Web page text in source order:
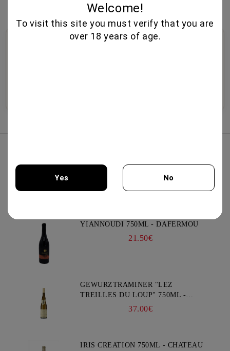
🥃
PINOT NOIR BOURGOGNE 750ML -
YIANNOUDI 750ML - DAFERMOU
21.50€
GEWURZTRAMINER "LEZ
TREILLES DU LOUP" 750ML -
37.00€
IRIS CREATION 750ML - CHATEAU
Welcome!
To visit this site you must verify that you are
over 18 years of age.
Yes No